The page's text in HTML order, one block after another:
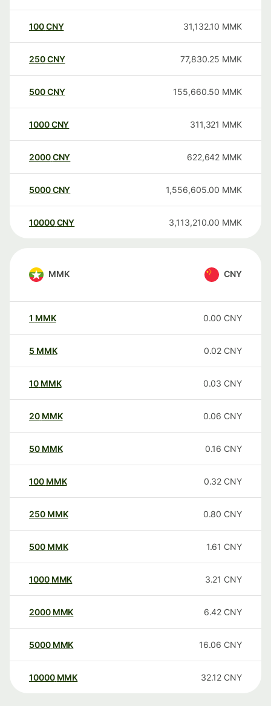
100CNY 31,132.10 MMK
250CNY 77,830.25 MMK
500CNY 155,660.50 MMK
1000CNY 311,321 MMK
2000CNY 622,642 MMK
5000CNY 1,556,605.00 MMK
10000 CNY 3,113,210.00 MMK
MMK CNY
1 MMK 0.00 CNY
5 MMK 0.02 CNY
10 MMK 0.03 CNY
20 MMK 0.06 CNY
50 MMK 0.16 CNY
100 MMK 0.32 CNY
250 MMK 0.80 CNY
500 MMK 1.61 CNY
1000 MMK 3.21 CNY
2000 MMK 6.42 CNY
5000 MMK 16.06 CNY
10000 MMK 32.12 CNY